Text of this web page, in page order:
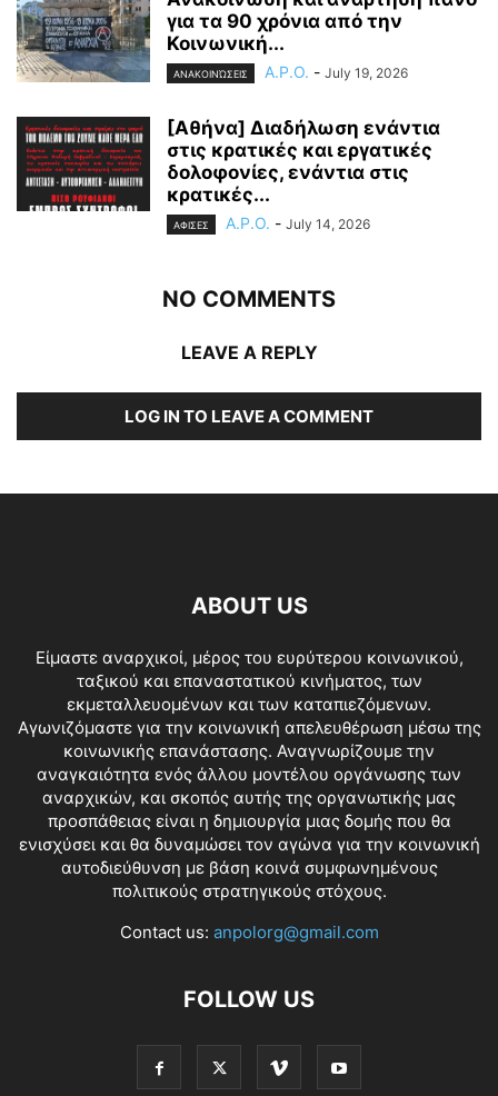
για τα 90 χρόνια από την
Κοινωνική...
ΑΝΑΚΟΙΝΏΣΕΙΣ A.P.O. - July 19, 2026
[Αθήνα] Διαδήλωση ενάντια
στις κρατικές και εργατικές
δολοφονίες, ενάντια στις
κρατικές...
ΑΦΙΣΕΣ A.P.O. - July 14, 2026
NO COMMENTS
LEAVE A REPLY
LOG IN TO LEAVE A COMMENT
ABOUT US
Είμαστε αναρχικοί, μέρος του ευρύτερου κοινωνικού,
ταξικού και επαναστατικού κινήματος, των
εκμεταλλευομένων και των καταπιεζόμενων.
Αγωνιζόμαστε για την κοινωνική απελευθέρωση μέσω της
κοινωνικής επανάστασης. Αναγνωρίζουμε την
αναγκαιότητα ενός άλλου μοντέλου οργάνωσης των
αναρχικών, και σκοπός αυτής της οργανωτικής μας
προσπάθειας είναι η δημιουργία μιας δομής που θα
ενισχύσει και θα δυναμώσει τον αγώνα για την κοινωνική
αυτοδιεύθυνση με βάση κοινά συμφωνημένους
πολιτικούς στρατηγικούς στόχους.
Contact us: anpolorg@gmail.com
FOLLOW US